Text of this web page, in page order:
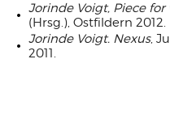
Jorinde Voigt, Piece
(Hrsg.), Ostfildern 2012.
Jorinde Voigt. Nexus,
2011.